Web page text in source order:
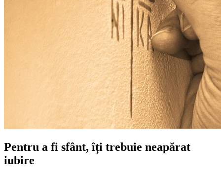
Pentru a fi sfânt, îți trebuie neapărat
iubire